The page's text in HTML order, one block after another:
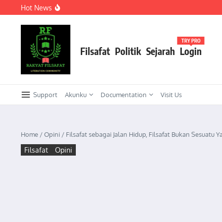
Lewati ke konten
Hot News
KEPEMIMPINAN TRANSFORMASIONAL SEBAGAI
Meneguhkan Kepemimpinan Strategis Kader HMI dalam
Filsafat Politik Sejarah Login
TRY PRO
Support Akunku Documentation Visit Us
Home /Opini / Filsafat sebagai Jalan Hidup, Filsafat Bukan Sesuatu
Filsafat Opini